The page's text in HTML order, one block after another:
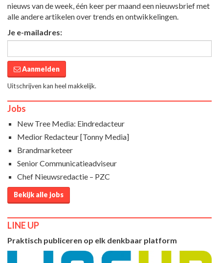
nieuws van de week, één keer per maand een nieuwsbrief met
alle andere artikelen over trends en ontwikkelingen.
Je e-mailadres:
Aanmelden
Uitschrijven kan heel makkelijk.
Jobs
New Tree Media: Eindredacteur
Medior Redacteur [Tonny Media]
Brandmarketeer
Senior Communicatieadviseur
Chef Nieuwsredactie – PZC
Bekijk alle jobs
LINE UP
Praktisch publiceren op elk denkbaar platform